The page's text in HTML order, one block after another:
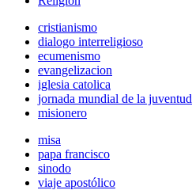
cristianismo
dialogo interreligioso
ecumenismo
evangelizacion
iglesia catolica
jornada mundial de la juventud
misionero
misa
papa francisco
sinodo
viaje apostólico